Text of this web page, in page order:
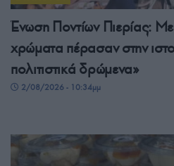
Ένωση Ποντίων Πιερίας:
χρώματα πέρασαν στην
πολιτιστικά δρώμενα»
2/08/2026 - 10:34μμ